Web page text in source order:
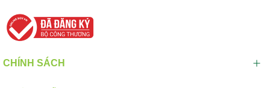
CHÍNH SÁCH